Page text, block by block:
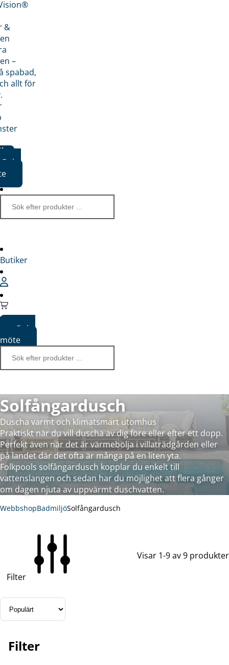
&
–
spabad,
allt för
Boka
Butiker
Boka
möte
Solfångardusch
Duscha varmt och klimatsmart utomhus
Praktiskt när du vill duscha av dig före eller efter ett dopp.
Perfekt även när det är värmebölja i villaträdgården eller
på landet där det ofta är många på en liten yta.
Folkpools solfångardusch kopplar du enkelt till
vattenslangen och sedan har du möjlighet att flera gånger
om dagen njuta av uppvärmt duschvatten.
WebbshopBadmiljöSolfångardusch
Filter
Visar 1-9 av 9 produkter
Filter